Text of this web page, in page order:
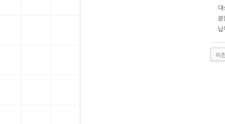
대
분
이